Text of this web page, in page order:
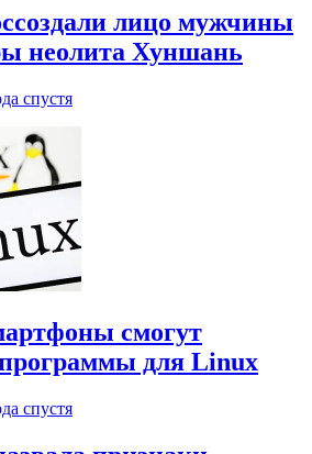
лицо мужчины
неолита Хуншань
спустя
смогут
программы для Linux
спустя